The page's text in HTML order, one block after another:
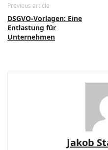
Previous article
DSGVO-Vorlagen: Eine
Entlastung für
Unternehmen
Jakob